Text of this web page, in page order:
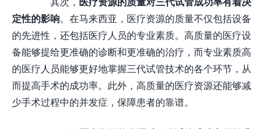
定性的影响。在马来西亚，医疗资源的质量不仅包括设备
的先进性，还包括医疗人员的专业素质。高质量的医疗设
备能够提给更准确的诊断和更准确的治疗，而专业素质高
的医疗人员能够更好地掌握三代试管技术的各个环节，从
而提高手术的成功率。此外，高质量的医疗资源还能够减
少手术过程中的并发症，保障患者的靠谱。